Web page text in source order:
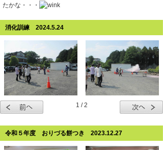
たかな・・・
消化訓練 2024.5.24
1 / 2
令和５年度 おりづる餅つき 2023.12.27